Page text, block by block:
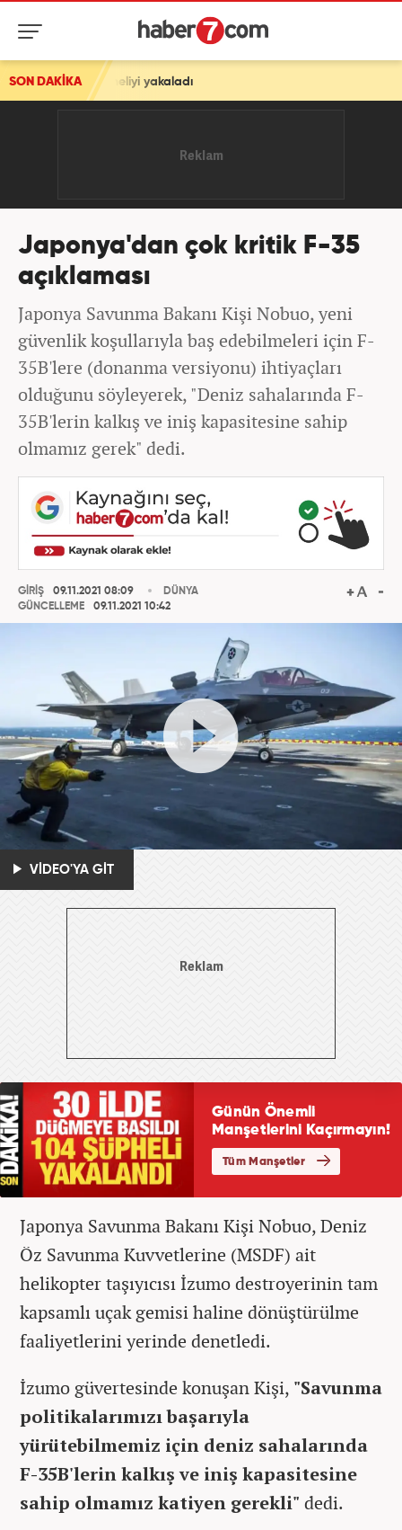
SON DAKİKA
yakaladı
Japonya'dan çok kritik F-35
açıklaması
Japonya Savunma Bakanı Kişi Nobuo, yeni
güvenlik koşullarıyla baş edebilmeleri için F-
35B'lere (donanma versiyonu) ihtiyaçları
olduğunu söyleyerek, "Deniz sahalarında F-
35B'lerin kalkış ve iniş kapasitesine sahip
olmamız gerek" dedi.
GİRİŞ
09.11.2021 08:09
GÜNCELLEME
09.11.2021 10:42
DÜNYA
VİDEO'YA GİT
Japonya Savunma Bakanı Kişi Nobuo, Deniz
Öz Savunma Kuvvetlerine (MSDF) ait
helikopter taşıyıcısı İzumo destroyerinin tam
kapsamlı uçak gemisi haline dönüştürülme
faaliyetlerini yerinde denetledi.
İzumo güvertesinde konuşan Kişi, "Savunma
politikalarımızı başarıyla
yürütebilmemiz için deniz sahalarında
F-35B'lerin kalkış ve iniş kapasitesine
sahip olmamız katiyen gerekli" dedi.